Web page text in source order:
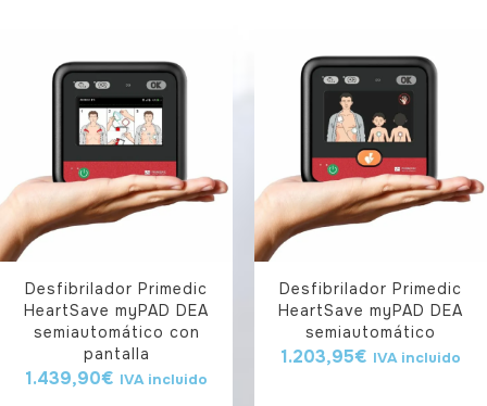
Desfibrilador Primedic
HeartSave myPAD DEA
semiautomático con
pantalla
1.439,90€ IVA incluido
Desfibrilador Primedic
HeartSave myPAD DEA
semiautomático
1.203,95€ IVA incluido